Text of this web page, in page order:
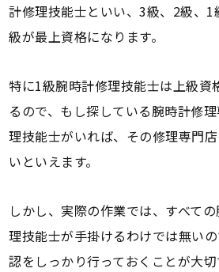
計修理技能士といい、3級、2級、1
級が最上資格になります。
特に1級腕時計修理技能士は上級資
るので、もし探している腕時計修
理技能士がいれば、その修理専門
いといえます。
しかし、実際の作業では、すべて
理技能士が手掛けるわけでは無い
認をしっかり行っておくことが大切